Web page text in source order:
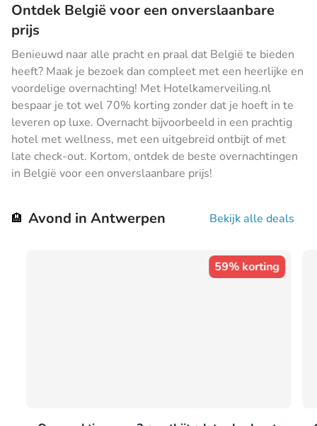
Ontdek België voor een onverslaanbare
prijs
Benieuwd naar alle pracht en praal dat België te bieden
heeft? Maak je bezoek dan compleet met een heerlijke en
voordelige overnachting! Met Hotelkamerveiling.nl
bespaar je tot wel 70% korting zonder dat je hoeft in te
leveren op luxe. Overnacht bijvoorbeeld in een prachtig
hotel met wellness, met een uitgebreid ontbijt of met
late check-out. Kortom, ontdek de beste overnachtingen
in België voor een onverslaanbare prijs!
🏨 Avond in Antwerpen Bekijk alle deals
59% korting